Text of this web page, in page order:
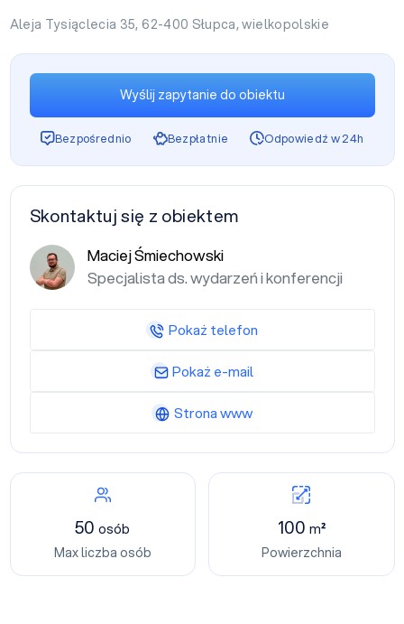
Aleja Tysiąclecia 35, 62-400 Słupca,wielkopolskie
50osób
Max liczba osób
100 m²
Powierzchnia
Wyślij zapytanie do obiektu
Bezpośrednio Bezpłatnie Odpowiedź w 24h
Skontaktuj się z obiektem
Maciej Śmiechowski
Specjalista ds. wydarzeń i konferencji
Pokaż telefon
Pokaż e-mail
Strona www